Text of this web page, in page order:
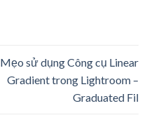
Mẹo sử dụng Công cụ Linear
Gradient trong Lightroom –
Graduated Fil